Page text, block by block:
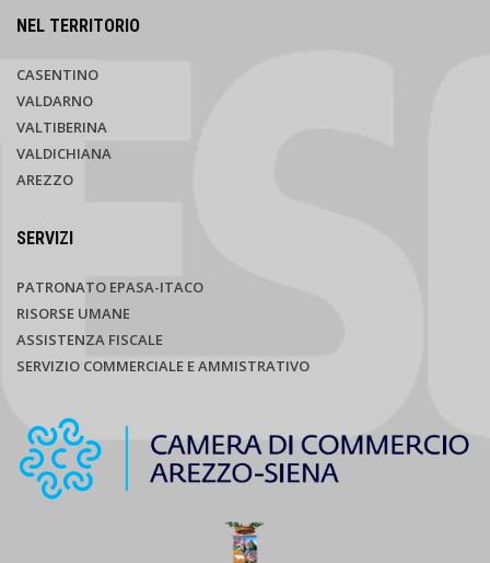
NEL TERRITORIO
CASENTINO
VALDARNO
VALTIBERINA
VALDICHIANA
AREZZO
SERVIZI
PATRONATO EPASA-ITACO
RISORSE UMANE
ASSISTENZA FISCALE
SERVIZIO COMMERCIALE E AMMISTRATIVO